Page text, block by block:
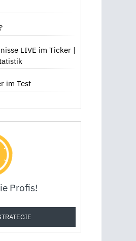
LIVE im Ticker |
im Test
Profis!